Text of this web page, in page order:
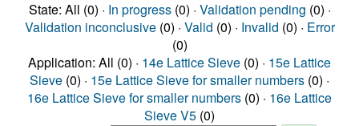
State: All (0) · In progress(0) · Validation pending (0) ·
Validation inconclusive(0) · Valid (0) · Invalid (0) · Error
(0)
Application: All (0) · 14e Lattice Sieve (0) · 15e Lattice
Sieve (0) · 15e Lattice Sieve for smaller numbers (0) ·
16e Lattice Sieve for smaller numbers (0) · 16e Lattice
Sieve V5 (0)